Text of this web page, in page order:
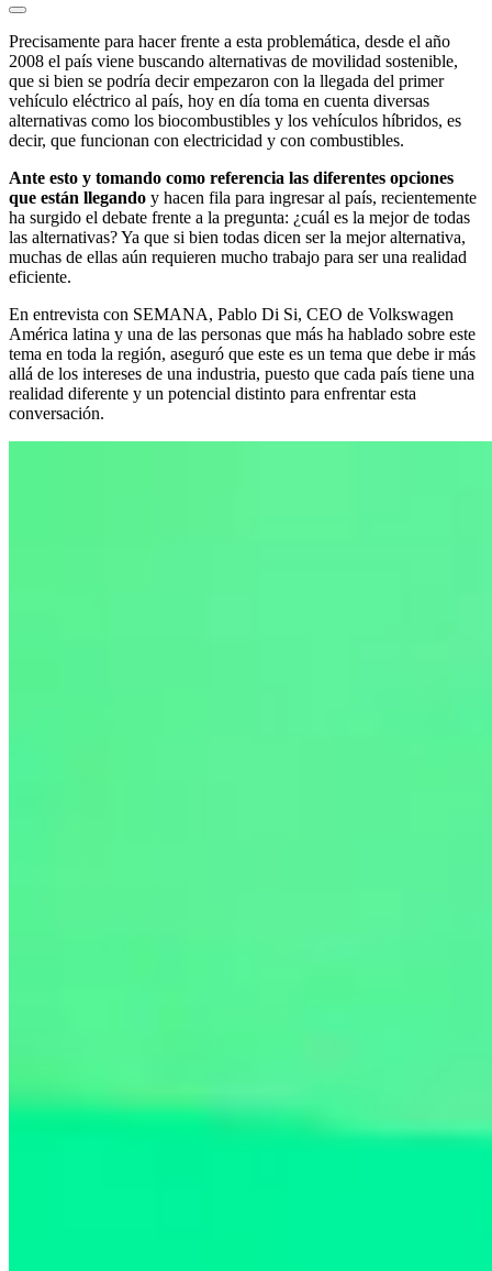
Precisamente para hacer frente a esta problemática, desde el año
2008 el país viene buscando alternativas de movilidad sostenible,
que si bien se podría decir empezaron con la llegada del primer
vehículo eléctrico al país, hoy en día toma en cuenta diversas
alternativas como los biocombustibles y los vehículos híbridos, es
decir, que funcionan con electricidad y con combustibles.
Ante esto y tomando como referencia las diferentes opciones
que están llegando y hacen fila para ingresar al país, recientemente
ha surgido el debate frente a la pregunta: ¿cuál es la mejor de todas
las alternativas? Ya que si bien todas dicen ser la mejor alternativa,
muchas de ellas aún requieren mucho trabajo para ser una realidad
eficiente.
En entrevista con SEMANA, Pablo Di Si, CEO de Volkswagen
América latina y una de las personas que más ha hablado sobre este
tema en toda la región, aseguró que este es un tema que debe ir más
allá de los intereses de una industria, puesto que cada país tiene una
realidad diferente y un potencial distinto para enfrentar esta
conversación.